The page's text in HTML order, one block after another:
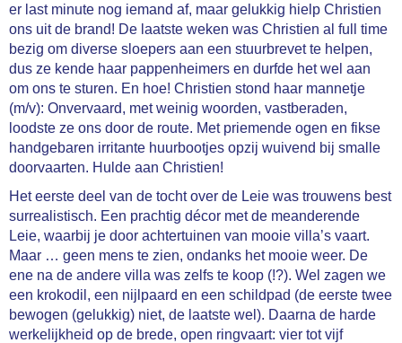
er last minute nog iemand af, maar gelukkig hielp Christien
ons uit de brand! De laatste weken was Christien al full time
bezig om diverse sloepers aan een stuurbrevet te helpen,
dus ze kende haar pappenheimers en durfde het wel aan
om ons te sturen. En hoe! Christien stond haar mannetje
(m/v): Onvervaard, met weinig woorden, vastberaden,
loodste ze ons door de route. Met priemende ogen en fikse
handgebaren irritante huurbootjes opzij wuivend bij smalle
doorvaarten. Hulde aan Christien!
Het eerste deel van de tocht over de Leie was trouwens best
surrealistisch. Een prachtig décor met de meanderende
Leie, waarbij je door achtertuinen van mooie villa’s vaart.
Maar … geen mens te zien, ondanks het mooie weer. De
ene na de andere villa was zelfs te koop (!?). Wel zagen we
een krokodil, een nijlpaard en een schildpad (de eerste twee
bewogen (gelukkig) niet, de laatste wel). Daarna de harde
werkelijkheid op de brede, open ringvaart: vier tot vijf